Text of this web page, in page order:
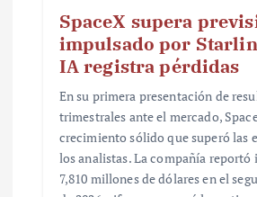
SpaceX supera
impulsado por
IA registra pérdidas
En su primera presentación de
trimestrales ante el mercado,
crecimiento sólido que superó las
los analistas. La compañía reportó
7,810 millones de dólares en el